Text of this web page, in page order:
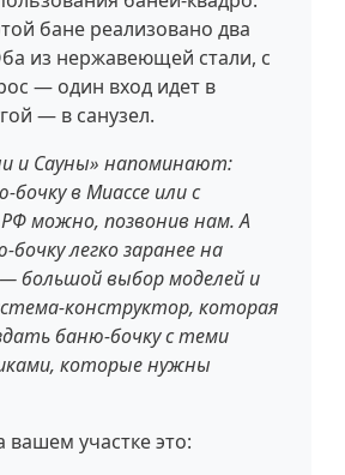
бане реализовано два
из нержавеющей стали, с
— один вход идет в
— в санузел.
и Сауны» напоминают:
бочку в Миассе или с
можно, позвонив нам. А
легко заранее на
большой выбор моделей и
конструктор, которая
баню-бочку с теми
которые нужны
вашем участке это: